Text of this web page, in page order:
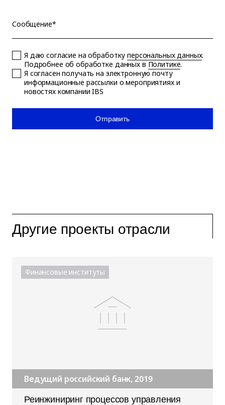
Сообщение*
Я даю согласие на обработкуперсональных данных.
Подробнее об обработке данных в Политике.
Я согласен получать на электронную почту
информационные рассылки о мероприятиях и
новостях компании IBS
Отправить
Другие проекты отрасли
Финансовые институты
Ведущий российский банк, 2019
Реинжиниринг процессов управления